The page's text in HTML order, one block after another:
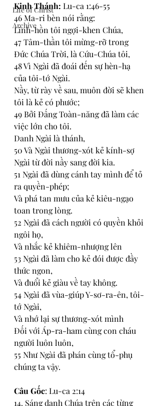
Life of Christ
Archive
Kinh Thánh: Lu-ca 1:46-55
46 Ma-ri bèn nói rằng:
Linh-hồn tôi ngợi-khen Chúa,
47 Tâm-thần tôi mừng-rỡ trong
Đức Chúa Trời, là Cứu-Chúa tôi,
48 Vì Ngài đã đoái đến sự hèn-hạ
của tôi-tớ Ngài.
Nầy, từ rày về sau, muôn đời sẽ khen
tôi là kẻ có phước;
49 Bởi Đấng Toàn-năng đã làm các
việc lớn cho tôi.
Danh Ngài là thánh,
50 Và Ngài thương-xót kẻ kính-sợ
Ngài từ đời nầy sang đời kia.
51 Ngài đã dùng cánh tay mình để tỏ
ra quyền-phép;
Và phá tan mưu của kẻ kiêu-ngạo
toan trong lòng.
52 Ngài đã cách người có quyền khỏi
ngôi họ,
Và nhắc kẻ khiêm-nhượng lên
53 Ngài đã làm cho kẻ đói được đầy
thức ngon,
Và đuổi kẻ giàu về tay không.
54 Ngài đã vùa-giúp Y-sơ-ra-ên, tôi-
tớ Ngài,
Và nhớ lại sự thương-xót mình
Đối với Áp-ra-ham cùng con cháu
người luôn luôn,
55 Như Ngài đã phán cùng tổ-phụ
chúng ta vậy.
Câu Gốc: Lu-ca 2:14
14. Sáng danh Chúa trên các từng